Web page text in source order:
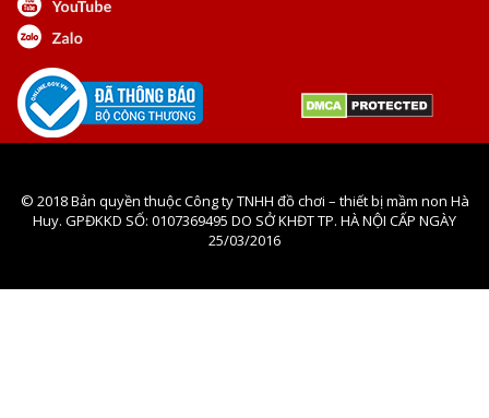
© 2018 Bản quyền thuộc Công ty TNHH đồ chơi – thiết bị mầm non Hà
Huy. GPĐKKD SỐ: 0107369495 DO SỞ KHĐT TP. HÀ NỘI CẤP NGÀY
25/03/2016